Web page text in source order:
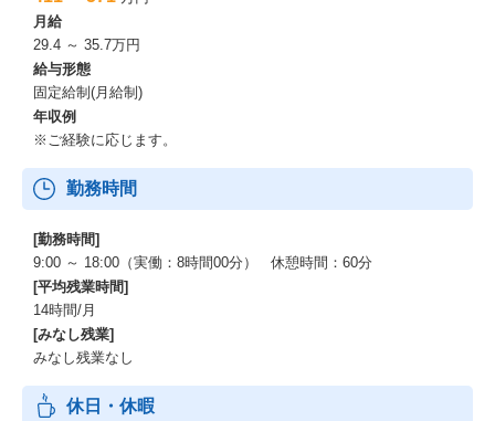
AI Transformationを推進していくために
社内業務ではCopilotを中心にAIを活用し、
各プロジェクトではCopilotに限らず、
ベンダーフリーで顧客へ価値を提供しています。
顧客への価値提供を行うために、
AIを正しく使いこなすためのリテラシー教育・基礎研修を
社内で体系的に提供し、
2025年度は延べ1.4万人の社員がAI研修を受講しています。
さらに、より高度な価値提供に向けて
AIスキルマトリクスを定義し、
研修内容もテクノロジーの進化に合わせて随時更新しています。
特にソフトウェア開発においては、
GitHub CopilotやDevin・Claude CodeといったAIエージェントを
操作できる環境を用意し実際に触れることで、
ハーネスエンジニアリングが行える人財を開発していきます。
月給
29.4 ～ 35.7万円
給与形態
固定給制(月給制)
年収例
※ご経験に応じます。
勤務時間
[勤務時間]
9:00 ～ 18:00（実働：8時間00分） 休憩時間：60分
[平均残業時間]
14時間/月
[みなし残業]
みなし残業なし
休日・休暇